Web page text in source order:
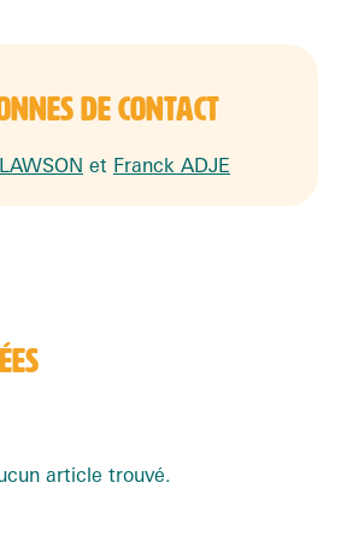
DE CONTACT
et Franck ADJE
article trouvé.